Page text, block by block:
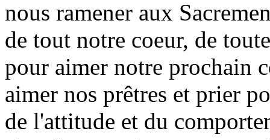
nous ramener aux
de tout notre coeur, de
pour aimer notre prochain
aimer nos prêtres et prier
de l'attitude et du